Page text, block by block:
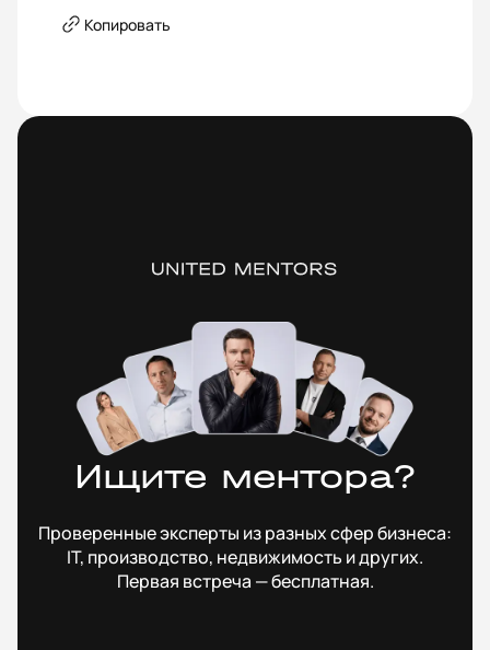
Копировать
Ищите ментора?
Проверенные эксперты из разных сфер бизнеса:
IT, производство, недвижимость и других.
Первая встреча — бесплатная.